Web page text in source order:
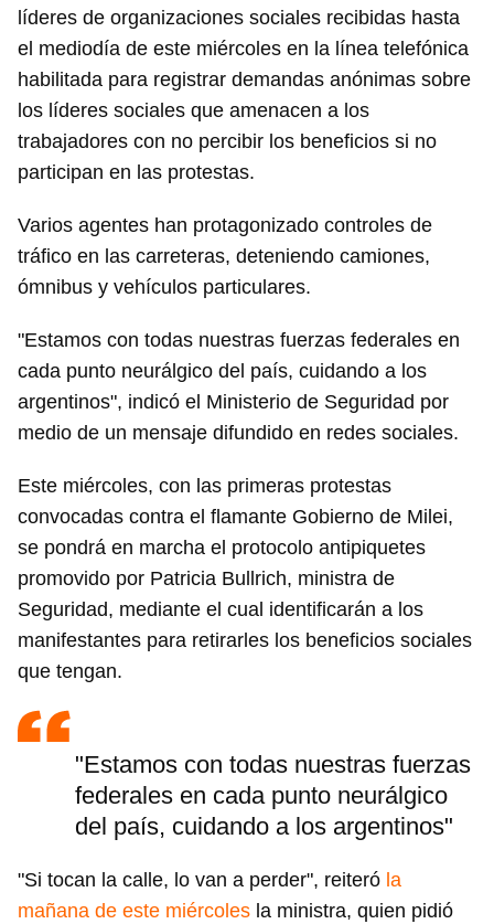
líderes de organizaciones sociales recibidas hasta
el mediodía de este miércoles en la línea telefónica
habilitada para registrar demandas anónimas sobre
los líderes sociales que amenacen a los
trabajadores con no percibir los beneficios si no
participan en las protestas.
Varios agentes han protagonizado controles de
tráfico en las carreteras, deteniendo camiones,
ómnibus y vehículos particulares.
"Estamos con todas nuestras fuerzas federales en
cada punto neurálgico del país, cuidando a los
argentinos", indicó el Ministerio de Seguridad por
medio de un mensaje difundido en redes sociales.
Este miércoles, con las primeras protestas
convocadas contra el flamante Gobierno de Milei,
se pondrá en marcha el protocolo antipiquetes
promovido por Patricia Bullrich, ministra de
Seguridad, mediante el cual identificarán a los
manifestantes para retirarles los beneficios sociales
que tengan.
"Estamos con todas nuestras fuerzas
federales en cada punto neurálgico
del país, cuidando a los argentinos"
"Si tocan la calle, lo van a perder", reiteró la
mañana de este miércoles la ministra, quien pidió